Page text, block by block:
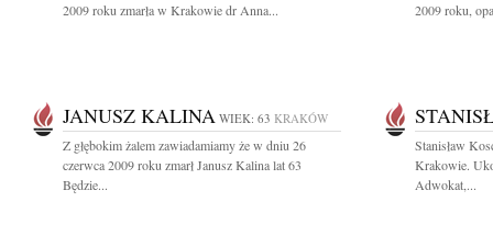
2009 roku zmarła w Krakowie dr Anna...
2009 roku,
JANUSZ KALINA WIEK: 63 KRAKÓW
Z głębokim żalem zawiadamiamy że w dniu 26
czerwca 2009 roku zmarł Janusz Kalina lat 63
Będzie...
Stanisław
Krakowie.
Adwokat,...